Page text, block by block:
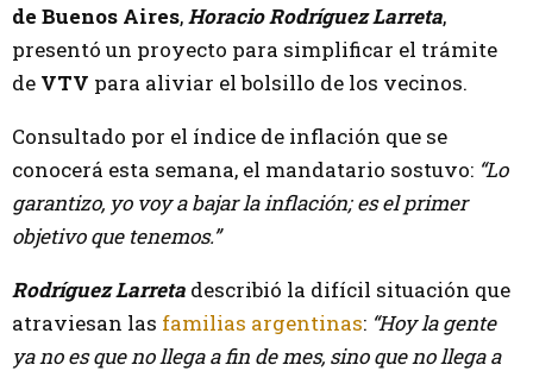
de Buenos Aires,Horacio Rodríguez Larreta,
presentó un proyecto para simplificar el trámite
de VTV para aliviar el bolsillo de los vecinos.
Consultado por el índice de inflación que se
conocerá esta semana, el mandatario sostuvo: “Lo
garantizo, yo voy a bajar la inflación; es el primer
objetivo que tenemos.”
Rodríguez Larreta describió la difícil situación que
atraviesan las familias argentinas: “Hoy la gente
ya no es que no llega a fin de mes, sino que no llega a